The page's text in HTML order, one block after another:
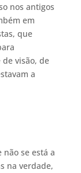
nos antigos
em
que
visão, de
a
se está a
na verdade,